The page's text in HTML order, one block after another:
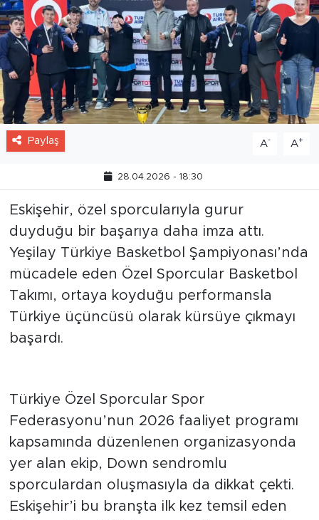
Paylaş A- A+
28.04.2026 - 18:30
Eskişehir, özel sporcularıyla gurur
duyduğu bir başarıya daha imza attı.
Yeşilay Türkiye Basketbol Şampiyonası’nda
mücadele eden Özel Sporcular Basketbol
Takımı, ortaya koyduğu performansla
Türkiye üçüncüsü olarak kürsüye çıkmayı
başardı.
Türkiye Özel Sporcular Spor
Federasyonu’nun 2026 faaliyet programı
kapsamında düzenlenen organizasyonda
yer alan ekip, Down sendromlu
sporculardan oluşmasıyla da dikkat çekti.
Eskişehir’i bu branşta ilk kez temsil eden